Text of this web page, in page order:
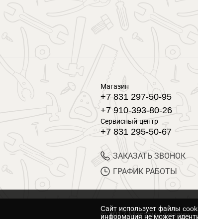
Магазин
+7 831 297-50-95
+7 910-393-80-26
Сервисный центр
+7 831 295-50-67
ЗАКАЗАТЬ ЗВОНОК
ГРАФИК РАБОТЫ
© 2017 Магазин Хозяин
Cайт использует файлы
информация не может